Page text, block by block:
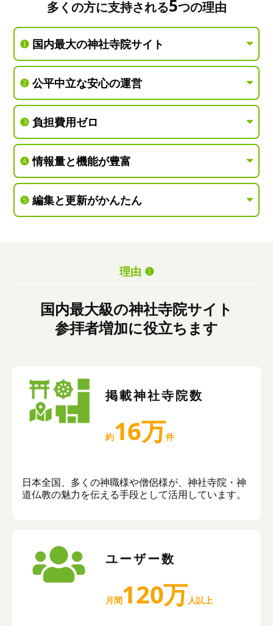
多くの方に支持される5つの理由
❶ 国内最大の神社寺院サイト
❷ 公平中立な安心の運営
❸ 負担費用ゼロ
❹情報量と機能が豊富
❺ 編集と更新がかんたん
理由 ❶
国内最大級の神社寺院サイト
参拝者増加に役立ちます
掲載神社寺院数
約16万件
日本全国、多くの神職様や僧侶様が、神社寺院・神
道仏教の魅力を伝える手段として活用しています。
ユーザー数
月間120万人以上